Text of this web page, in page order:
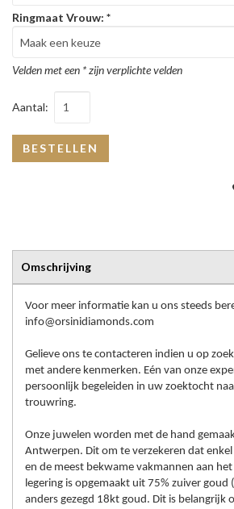
Ringmaat Vrouw: *
Velden met een * zijn verplichte velden
Aantal:
BESTELLEN
Omschrijving
Voor meer informatie kan u ons steeds
info@orsinidiamonds.com
Gelieve ons te contacteren indien u op
met andere kenmerken. Eén van onze
persoonlijk begeleiden in uw zoektocht
trouwring.
Onze juwelen worden met de hand
Antwerpen. Dit om te verzekeren dat
en de meest bekwame vakmannen aan
legering is opgemaakt uit 75% zuiver
anders gezegd 18kt goud. Dit is belangrijk